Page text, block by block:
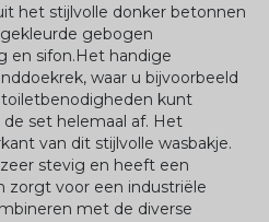
het stijlvolle donker betonnen
gebogen
en sifon.Het handige
waar u bijvoorbeeld
kunt
set helemaal af. Het
van dit stijlvolle wasbakje.
stevig en heeft een
zorgt voor een industriële
met de diverse